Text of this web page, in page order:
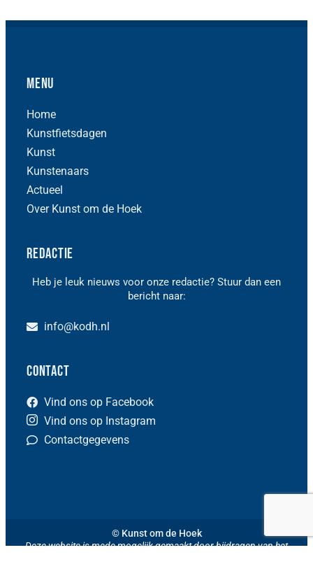
Menu
Home
Kunstfietsdagen
Kunst
Kunstenaars
Actueel
Over Kunst om de Hoek
Redactie
Heb je leuk nieuws voor onze redactie? Stuur dan een
bericht naar:
info@kodh.nl
Contact
Vind ons op Facebook
Vind ons op Instagram
Contactgegevens
© Kunst om de Hoek
Deze website is mede mogelijk gemaakt door bijdragen van het